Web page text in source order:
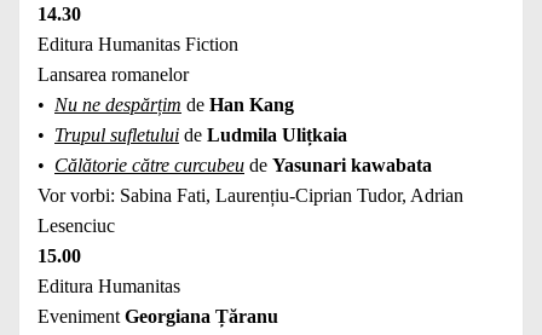
14.30
Editura Humanitas Fiction
Lansarea romanelor
• Nu ne despărțim de Han Kang
• Trupul sufletului de Ludmila Ulițkaia
• Călătorie către curcubeu de Yasunari kawabata
Vor vorbi: Sabina Fati, Laurențiu-Ciprian Tudor, Adrian
Lesenciuc
15.00
Editura Humanitas
Eveniment Georgiana Țăranu